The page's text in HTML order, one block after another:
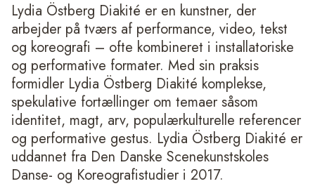
Lydia Östberg Diakité er en kunstner, der
arbejder på tværs af performance, video, tekst
og koreografi – ofte kombineret i installatoriske
og performative formater. Med sin praksis
formidler Lydia Östberg Diakité komplekse,
spekulative fortællinger om temaer såsom
identitet, magt, arv, populærkulturelle referencer
og performative gestus. Lydia Östberg Diakité er
uddannet fra Den Danske Scenekunstskoles
Danse- og Koreografistudier i 2017.